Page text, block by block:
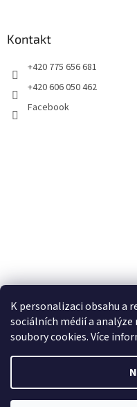
K personalizaci obsahu a
sociálních médií a
soubory cookies. Více
Kontakt
+420 775 656 681
+420 606 050 462
Facebook